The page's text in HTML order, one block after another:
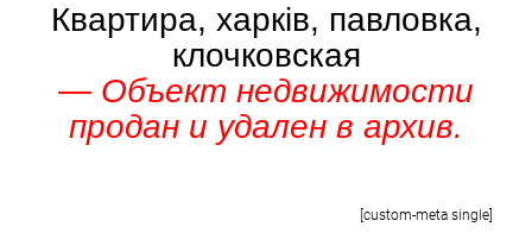
Квартира, харків, павловка,
клочковская
— Объект недвижимости
продан и удален в архив.
[custom-meta single]